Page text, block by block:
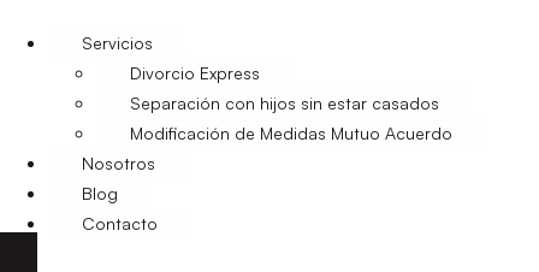
Servicios
Divorcio Express
Separación con hijos sin estar casados
Modificación de Medidas Mutuo Acuerdo
Nosotros
Blog
Contacto